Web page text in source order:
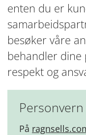
enten du er
besøker våre
behandler dine
respekt og
På